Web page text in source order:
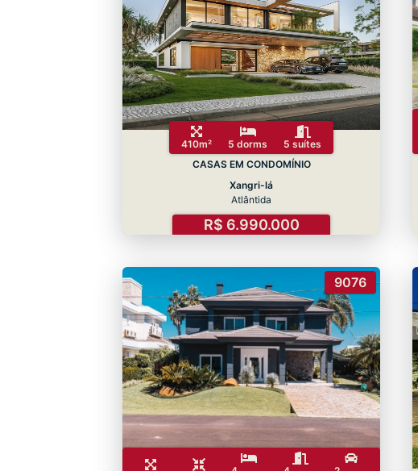
410m² 5 dorms
5 suítes
CASAS EM CONDOMÍNIO
Xangri-lá
Atlântida
R$ 6.990.000
9076